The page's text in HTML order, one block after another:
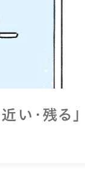
い・残る」